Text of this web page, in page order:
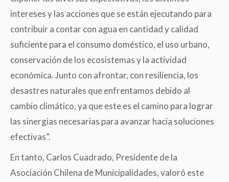
intereses y las acciones que se están ejecutando para
contribuir a contar con agua en cantidad y calidad
suficiente para el consumo doméstico, el uso urbano,
conservación de los ecosistemas y la actividad
económica. Junto con afrontar, con resiliencia, los
desastres naturales que enfrentamos debido al
cambio climático, ya que este es el camino para lograr
las sinergias necesarias para avanzar hacia soluciones
efectivas”.
En tanto, Carlos Cuadrado, Presidente de la
Asociación Chilena de Municipalidades, valoró este